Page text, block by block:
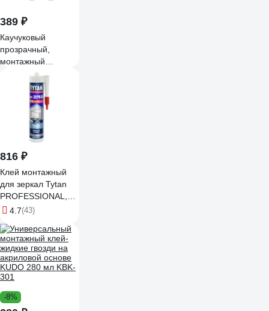
389 ₽
Каучуковый
прозрачный,
монтажный
универсальный
клей Silfix,
прозрачный, 280
мл SFK_280_clear
816 ₽
Клей монтажный
для зеркал Tytan
PROFESSIONAL,
бежевый, 310 мл,
4.7(43)
-8%